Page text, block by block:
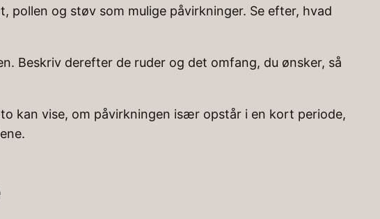
pollen og støv som mulige påvirkninger. Se efter, hvad
Beskriv derefter de ruder og det omfang, du ønsker, så
kan vise, om påvirkningen især opstår i en kort periode,